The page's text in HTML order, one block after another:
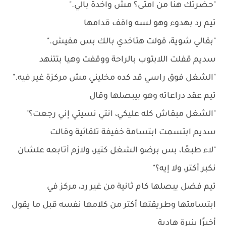
"حضرتك هنا من امتى؟ مش واخدة بالي."
تيم رد بهدوء وهو لسه واقف قدامها
"بقالي شوية، قولت هتاخدي بالك بس مفيش."
سديم قفلت اللابتوب بالراحة ووقفت وهيا بتتنهد
"الشغل فوق راسي قد كده مخليني مش مركزة غير فيه."
تيم عقد دراعاته وهو بيبصلها وقال
"الشغل مبقاش كله عليكي، انتي نسيتي إني رجعت؟"
سديم ابتسمت ابتسامة خفيفة تلقائية وقالت
"لاء طبعًا، بس برضو الشغل كتير، ولازم أتابعه علشان
نكبر أكتر، ولا إيه؟"
تيم فضل يبصلها كام ثانية من غير رد، مركز في
ابتسامتها وطريقتها أكتر من كلامها نفسه قبل ما يقول
أخيرًا بنبرة هادية